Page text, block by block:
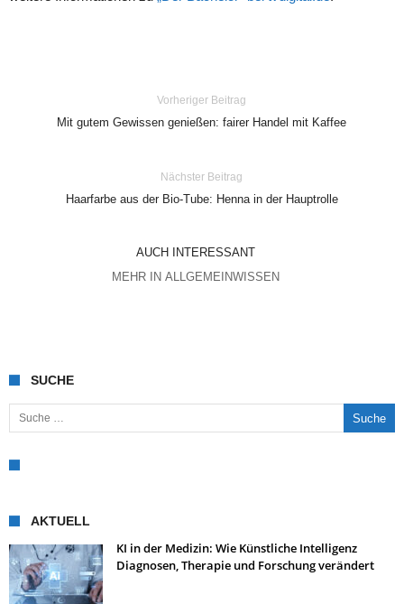
Vorheriger Beitrag
Mit gutem Gewissen genießen: fairer Handel mit Kaffee
Nächster Beitrag
Haarfarbe aus der Bio-Tube: Henna in der Hauptrolle
AUCH INTERESSANT
MEHR IN ALLGEMEINWISSEN
SUCHE
Suche nach:
AKTUELL
KI in der Medizin: Wie Künstliche Intelligenz
Diagnosen, Therapie und Forschung verändert